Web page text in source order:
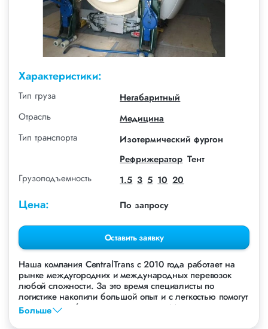
Характеристики:
Тип груза
Негабаритный
Отрасль
Медицина
Тип транспорта
Изотермический фургон
Рефрижератор Тент
Грузоподъемность
1.5 3 5 10 20
Цена: По запросу
Оставить заявку
Наша компания СentralTrans с 2010 года работает на
рынке междугородних и международных перевозок
любой сложности. За это время специалисты по
логистике накопили большой опыт и с легкостью помогут
перевезти любые грузы, в том числе Медицинское
оборудование.
Больше